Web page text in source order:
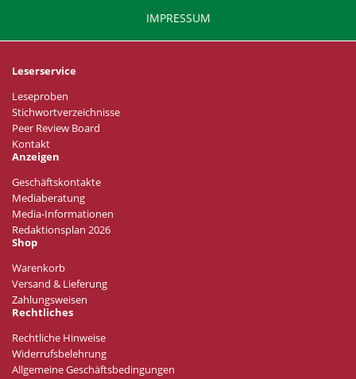
IMPRESSUM
Leserservice
Leseproben
Stichwortverzeichnisse
Peer Review Board
Kontakt
Anzeigen
Geschäftskontakte
Mediaberatung
Media-Informationen
Redaktionsplan 2026
Shop
Warenkorb
Versand & Lieferung
Zahlungsweisen
Rechtliches
Rechtliche Hinweise
Widerrufsbelehrung
Allgemeine Geschäftsbedingungen